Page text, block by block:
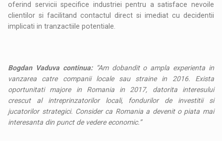
oferind servicii specifice industriei pentru a satisface nevoile
clientilor si facilitand contactul direct si imediat cu decidentii
implicati in tranzactiile potentiale.
Bogdan Vaduva continua: “Am dobandit o ampla experienta in
vanzarea catre companii locale sau straine in 2016. Exista
oportunitati majore in Romania in 2017, datorita interesului
crescut al intreprinzatorilor locali, fondurilor de investitii si
jucatorilor strategici. Consider ca Romania a devenit o piata mai
interesanta din punct de vedere economic.”